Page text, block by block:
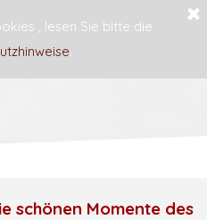
, lesen Sie bitte die
.
schönen Momente des